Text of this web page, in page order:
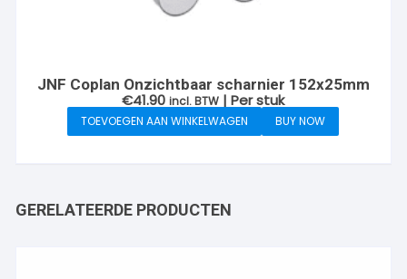
JNF Coplan Onzichtbaar scharnier 152x25mm
€41.90 incl. BTW | Per stuk
TOEVOEGEN AAN WINKELWAGEN BUY NOW
GERELATEERDE PRODUCTEN